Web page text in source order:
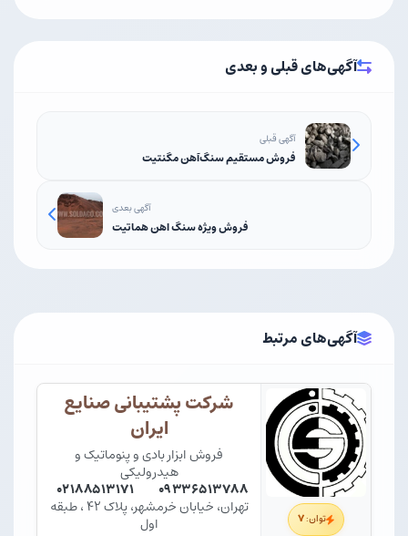
آگهی‌های قبلی و بعدی
آگهی قبلی
فروش مستقیم سنگ‌آهن مگنتیت
آگهی بعدی
فروش ویژه سنگ اهن هماتیت
آگهی‌های مرتبط
توان:۷
شرکت پشتیبانی صنایع
ایران
فروش ابزار بادی و پنوماتیک و
هیدرولیکی
۰۹۳۳۶۵۱۳۷۸۸ ۰۲۱۸۸۵۱۳۱۷۱
تهران، خیابان خرمشهر، پلاک ۴۲ ، طبقه
اول